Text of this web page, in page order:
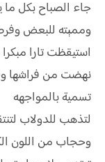
جاء الصباح بكل
وممېته للبعض
استيقظت تارا
نهضت من فراشها
تسمية بالمواجهه
لتذهب للدولاب
وحجاب من اللون